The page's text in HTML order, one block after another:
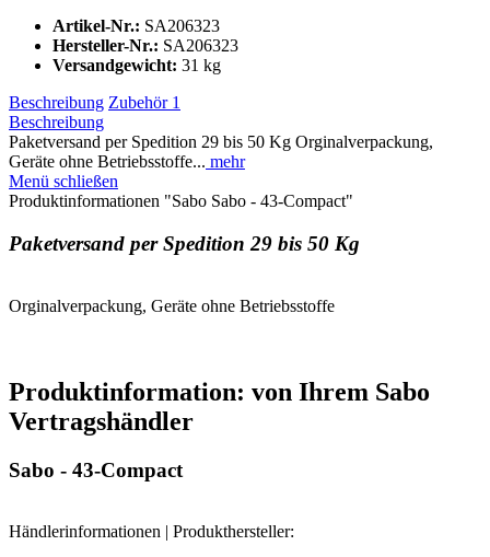
Artikel-Nr.: SA206323
Hersteller-Nr.: SA206323
Versandgewicht: 31 kg
Beschreibung Zubehör 1
Beschreibung
Paketversand per Spedition 29 bis 50 Kg Orginalverpackung,
Geräte ohne Betriebsstoffe... mehr
Menü schließen
Produktinformationen "Sabo Sabo - 43-Compact"
Paketversand per Spedition 29 bis 50 Kg
Orginalverpackung, Geräte ohne Betriebsstoffe
Produktinformation: von Ihrem Sabo
Vertragshändler
Sabo - 43-Compact
Händlerinformationen | Produkthersteller: